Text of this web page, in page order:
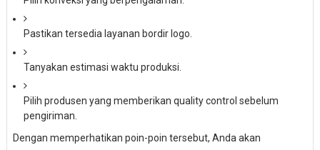
Pastikan tersedia layanan bordir logo.
Tanyakan estimasi waktu produksi.
Pilih produsen yang memberikan quality control sebelum
pengiriman.
Dengan memperhatikan poin-poin tersebut, Anda akan